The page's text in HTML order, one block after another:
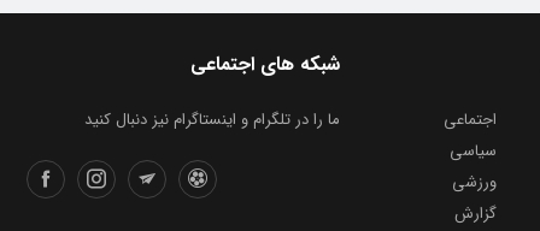
شبکه های اجتماعی
ما را در تلگرام و اینستاگرام نیز دنبال کنید
اجتماعی
سیاسی
ورزشی
گزارش